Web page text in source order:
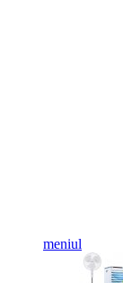
meniul